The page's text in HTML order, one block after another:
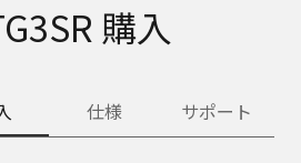
購入
仕様 サポート